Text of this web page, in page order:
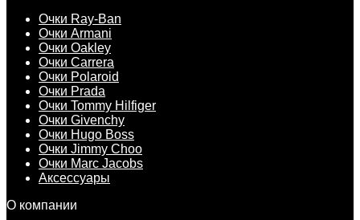
Очки Ray-Ban
Очки Armani
Очки Oakley
Очки Carrera
Очки Polaroid
Очки Prada
Очки Tommy Hilfiger
Очки Givenchy
Очки Hugo Boss
Очки Jimmy Choo
Очки Marc Jacobs
Аксессуары
О компании